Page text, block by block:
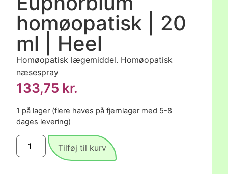
homøopatisk | 20
ml | Heel
Homøopatisk lægemiddel. Homøopatisk
næsespray
133,75 kr.
1 på lager (flere haves på fjernlager med 5-8
dages levering)
Tilføj til kurv